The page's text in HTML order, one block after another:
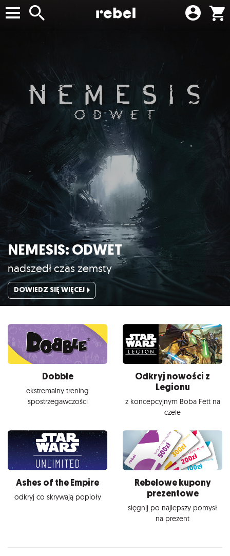
NEMESIS: ODWET
nadszedł czas zemsty
DOWIEDZ SIĘ WIĘCEJ
Dobble
ekstremalny trening
spostrzegawczości
Odkryj nowości z
Legionu
z koncepcyjnym Boba Fett na
czele
Ashes of the Empire
odkryj co skrywają popioły
Rebelowe kupony
prezentowe
sięgnij po najlepszy pomysł
na prezent